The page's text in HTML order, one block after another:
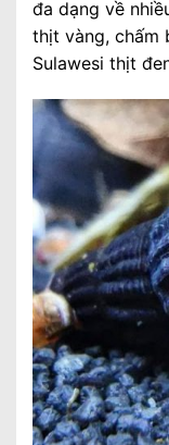
đa dạng về
thịt vàng, chấm
Sulawesi thịt